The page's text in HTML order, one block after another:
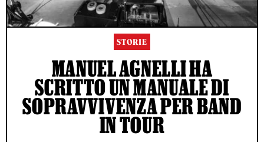
STORIE
MANUEL AGNELLI HA
SCRITTO UN MANUALE DI
SOPRAVVIVENZA PER BAND
IN TOUR